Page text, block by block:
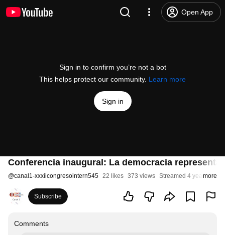
Open App
Sign in to confirm you’re not a bot
This helps protect our community. Learn more
Sign in
Conferencia inaugural: La democracia
@canal1-xxxiicongresointern545 22 likes 373 views Streamed 4 years ago
more
Subscribe
Comments